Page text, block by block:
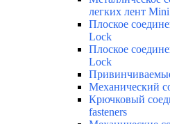
легких лент
Плоское
Lock
Плоское
Lock
Механический
Крючковый
fasteners